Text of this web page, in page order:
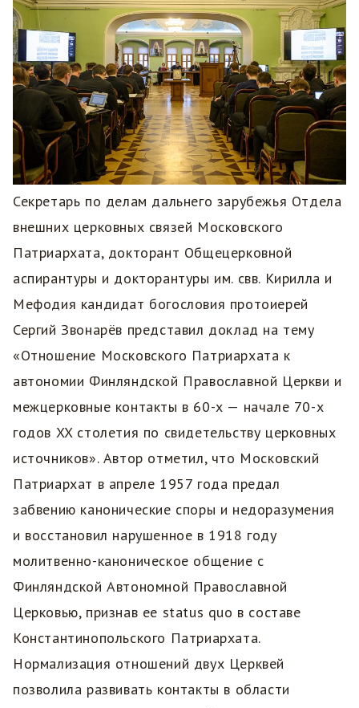
Секретарь по делам дальнего зарубежья Отдела
внешних церковных связей Московского
Патриархата, докторант Общецерковной
аспирантуры и докторантуры им. свв. Кирилла и
Мефодия кандидат богословия протоиерей
Сергий Звонарёв представил доклад на тему
«Отношение Московского Патриархата к
автономии Финляндской Православной Церкви и
межцерковные контакты в 60-х — начале 70-х
годов XX столетия по свидетельству церковных
источников». Автор отметил, что Московский
Патриархат в апреле 1957 года предал
забвению канонические споры и недоразумения
и восстановил нарушенное в 1918 году
молитвенно-каноническое общение с
Финляндской Автономной Православной
Церковью, признав ее status quo в составе
Константинопольского Патриархата.
Нормализация отношений двух Церквей
позволила развивать контакты в области